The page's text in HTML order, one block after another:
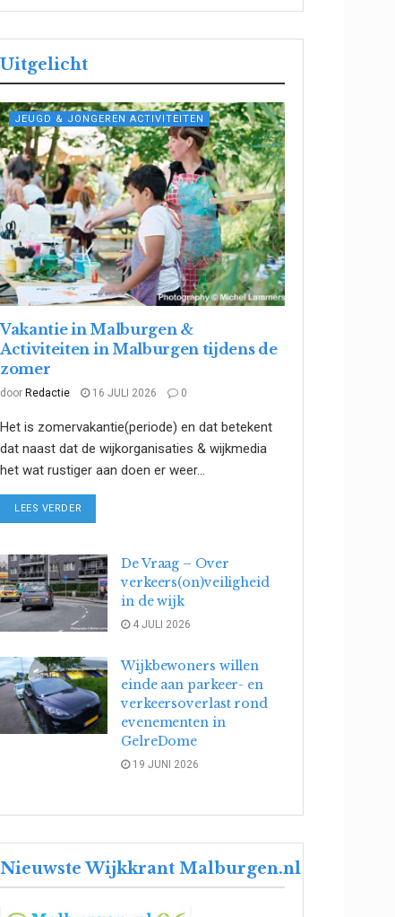
Uitgelicht
JEUGD & JONGEREN ACTIVITEITEN
Vakantie in Malburgen &
Activiteiten in Malburgen tijdens de
zomer
door Redactie 16 JULI 2026 0
Het is zomervakantie(periode) en dat betekent
dat naast dat de wijkorganisaties & wijkmedia
het wat rustiger aan doen er weer...
LEES VERDER
De Vraag – Over
verkeers(on)veiligheid
in de wijk
4 JULI 2026
Wijkbewoners willen
einde aan parkeer- en
verkeersoverlast rond
evenementen in
GelreDome
19 JUNI 2026
Nieuwste Wijkkrant Malburgen.nl